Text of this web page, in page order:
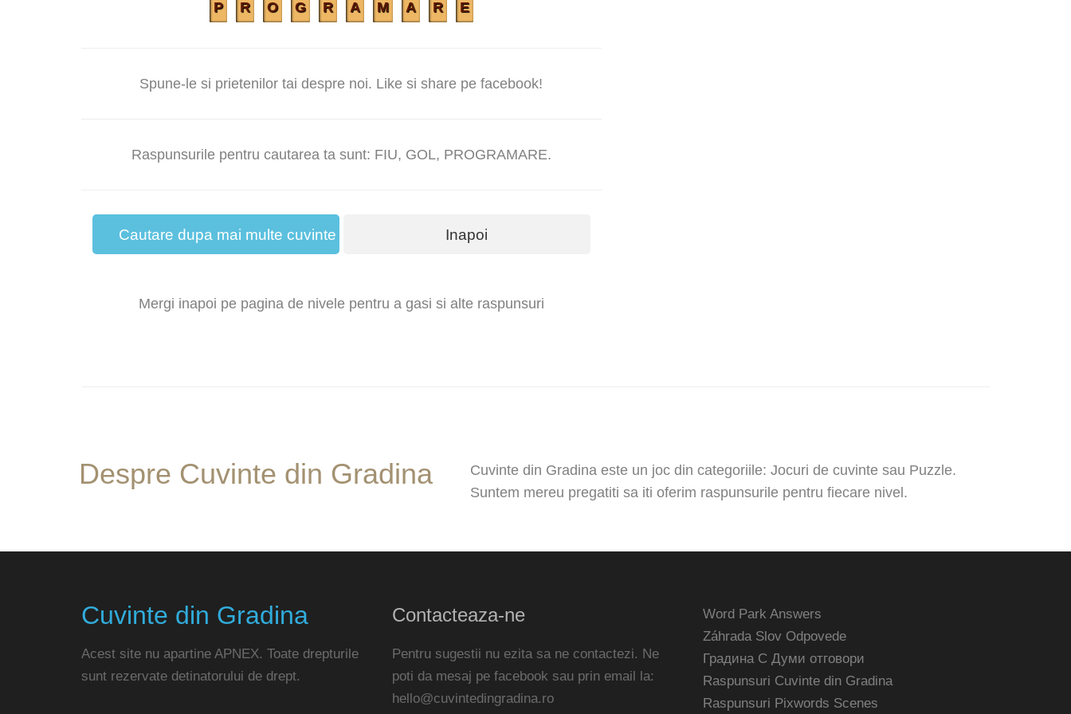
P R O G R A M A R E
Spune-le si prietenilor tai despre noi. Like si share pe facebook!
Raspunsurile pentru cautarea ta sunt: FIU, GOL, PROGRAMARE.
Cautare dupa mai multe cuvinte Inapoi
Mergi inapoi pe pagina de nivele pentru a gasi si alte raspunsuri
Despre Cuvinte din Gradina
Cuvinte din Gradina este un joc din categoriile: Jocuri de cuvinte sau Puzzle.
Suntem mereu pregatiti sa iti oferim raspunsurile pentru fiecare nivel.
Cuvinte din Gradina
Acest site nu apartine APNEX. Toate drepturile
sunt rezervate detinatorului de drept.
Contacteaza-ne
Pentru sugestii nu ezita sa ne contactezi. Ne
poti da mesaj pe facebook sau prin email la:
hello@cuvintedingradina.ro
Word Park Answers
Záhrada Slov Odpovede
Градина С Думи отговори
Raspunsuri Cuvinte din Gradina
Raspunsuri Pixwords Scenes